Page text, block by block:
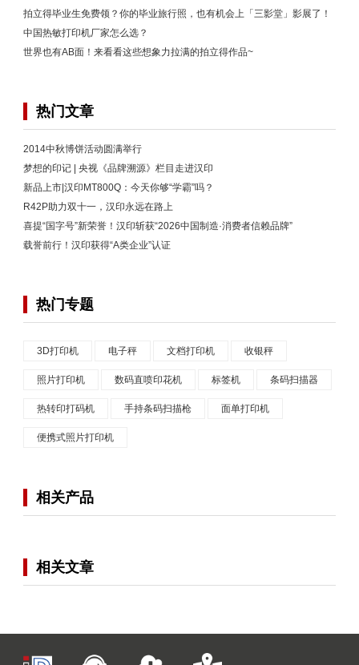
拍立得毕业生免费领？你的毕业旅行照，也有机会上「三影堂」影展了！
中国热敏打印机厂家怎么选？
世界也有AB面！来看看这些想象力拉满的拍立得作品~
热门文章
2014中秋博饼活动圆满举行
梦想的印记 | 央视《品牌溯源》栏目走进汉印
新品上市|汉印MT800Q：今天你够“学霸”吗？
R42P助力双十一，汉印永远在路上
喜提“国字号”新荣誉！汉印斩获“2026中国制造·消费者信赖品牌”
载誉前行！汉印获得“A类企业”认证
热门专题
3D打印机 电子秤 文档打印机 收银秤
照片打印机 数码直喷印花机 标签机 条码扫描器
热转印打码机 手持条码扫描枪 面单打印机
便携式照片打印机
相关产品
相关文章